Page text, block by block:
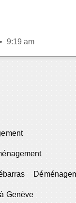
9:19 am
Genève